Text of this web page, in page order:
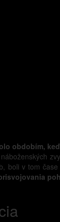
obdobím,
boli v tom